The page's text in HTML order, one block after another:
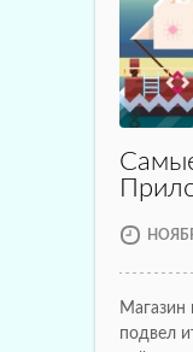
Магазин
подвел